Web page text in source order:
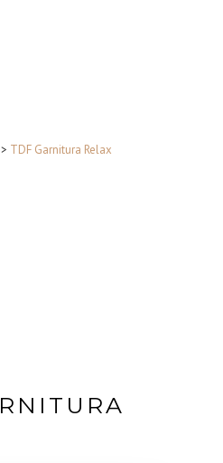
> TDF Garnitura Relax